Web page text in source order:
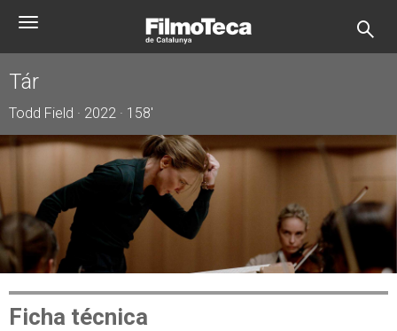
Toggle
Tár
Todd Field · 2022 · 158'
Ficha técnica